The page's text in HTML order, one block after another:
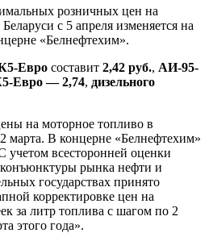
розничных цен на
с 5 апреля изменяется на
«Белнефтехим».
Евро составит 2,42 руб., АИ-95-
Евро — 2,74, дизельного
на моторное топливо в
марта. В концерне «Белнефтехим»
учетом всесторонней оценки
рынка нефти и
государствах принято
корректировке цен на
за литр топлива с шагом по 2
этого года».